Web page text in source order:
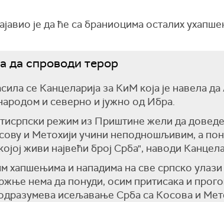
је да ће са браниоцима осталих
да спроводи терор
се Канцеларија за КиМ која је навела
и северно и јужно од Ибра.
режим из Приштине жели да
и Метохији учини неподношљивим, а
живи највећи број Срба", наводи
и нападима на све српско
нема да понуди, осим притисака и
исељавање Срба са Косова и